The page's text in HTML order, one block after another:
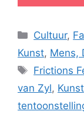
Cultuur,
Kunst, Mens,
Tags
Frictions
van Zyl, Kunst